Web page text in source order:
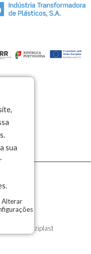
sua
Alterar
Kozziplast